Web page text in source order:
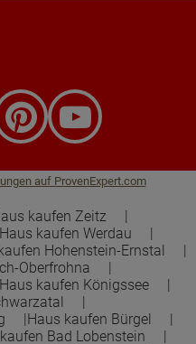
GmbH
auf ProvenExpert.com
kaufen Zeitz
Haus kaufen Werdau
Hohenstein-Ernstal
Oberfrohna
Haus kaufen Königssee
Haus kaufen Bürgel
Bad Lobenstein